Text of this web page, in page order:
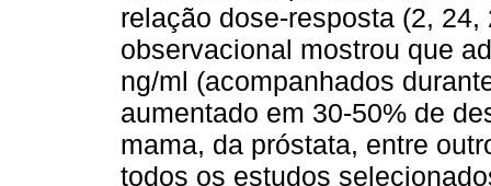
relação dose-resposta (2,
observacional mostrou que
ng/ml (acompanhados
aumentado em 30-50% de
mama, da próstata, entre
todos os estudos